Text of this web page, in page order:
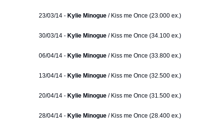
23/03/14 - Kylie Minogue / Kiss me Once (23.000 ex.)
30/03/14 - Kylie Minogue / Kiss me Once (34.100 ex.)
06/04/14 - Kylie Minogue / Kiss me Once (33.800 ex.)
13/04/14 - Kylie Minogue / Kiss me Once (32.500 ex.)
20/04/14 - Kylie Minogue / Kiss me Once (31.500 ex.)
28/04/14 - Kylie Minogue / Kiss me Once (28.400 ex.)